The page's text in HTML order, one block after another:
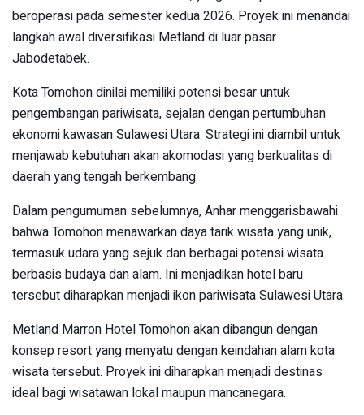
beroperasi pada semester kedua 2026. Proyek ini menandai
langkah awal diversifikasi Metland di luar pasar
Jabodetabek.
Kota Tomohon dinilai memiliki potensi besar untuk
pengembangan pariwisata, sejalan dengan pertumbuhan
ekonomi kawasan Sulawesi Utara. Strategi ini diambil untuk
menjawab kebutuhan akan akomodasi yang berkualitas di
daerah yang tengah berkembang.
Dalam pengumuman sebelumnya, Anhar menggarisbawahi
bahwa Tomohon menawarkan daya tarik wisata yang unik,
termasuk udara yang sejuk dan berbagai potensi wisata
berbasis budaya dan alam. Ini menjadikan hotel baru
tersebut diharapkan menjadi ikon pariwisata Sulawesi Utara.
Metland Marron Hotel Tomohon akan dibangun dengan
konsep resort yang menyatu dengan keindahan alam kota
wisata tersebut. Proyek ini diharapkan menjadi destinas
ideal bagi wisatawan lokal maupun mancanegara.